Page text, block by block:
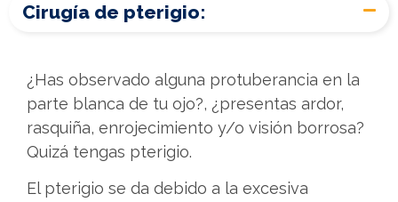
Cirugía de pterigio:
¿Has observado alguna protuberancia en la
parte blanca de tu ojo?, ¿presentas ardor,
rasquiña, enrojecimiento y/o visión borrosa?
Quizá tengas pterigio.
El pterigio se da debido a la excesiva